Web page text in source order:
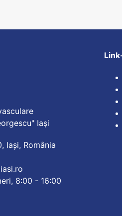
Iași
Iași, România
8:00 - 16:00